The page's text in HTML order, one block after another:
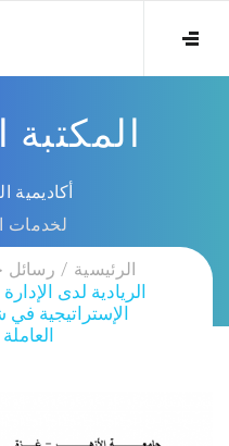
المكتبة
أكاديمية
لخدمات
الرئيسية رسائل
الريادية لدى
الإستراتيجية